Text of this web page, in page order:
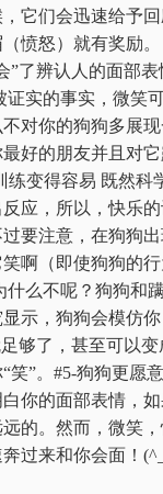
它们会迅速给予
愤怒）就有奖励
”了辨认人的面部
证实的事实，微笑
对你的狗狗多展
好的朋友并且对
练变得容易 既然科
应，所以，快乐
要注意，在狗狗
啊（即使狗狗的
什么不呢？狗狗和
示，狗狗会模仿
够了，甚至可以
笑”。#5-狗狗更愿
你的面部表情，
的。然而，微笑
过来和你会面！